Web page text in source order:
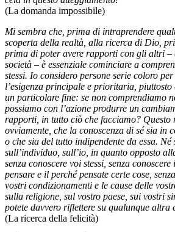
(La domanda impossibile)
Mi sembra che, prima di intraprendere
scoperta della realtà, alla ricerca di Dio,
prima di poter avere rapporti con gli altri –
società – è essenziale cominciare a
stessi. Io considero persone serie coloro
l’esigenza principale e prioritaria,
un particolare fine: se non comprendiamo
possiamo con l’azione produrre un
rapporti, in tutto ciò che facciamo? Questo
ovviamente, che la conoscenza di sé sia in
o che sia del tutto indipendente da essa.
sull’individuo, sull’io, in quanto opposto
senza conoscere voi stessi, senza
pensare e il perché pensate certe cose,
vostri condizionamenti e le cause delle
sulla religione, sul vostro paese, sui vostri
potete davvero riflettere su qualunque altra
(La ricerca della felicità)